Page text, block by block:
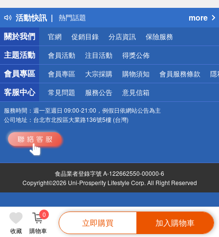
收藏 購物車
0
立即購買 加入購物車
活動快訊
得獎公告
熱門話題
銀行優惠
偏遠地區配送
詐騙網頁！請小心！
more
關於我們
官網 促銷目錄 分店資訊 保險服務
主題活動 會員活動 注目活動 得獎公佈
會員專區 會員專區 大宗採購 購物須知 會員服務條款 隱
客服中心 常見問題 服務公告 意見信箱
服務時間： 週一至週日 09:00-21:00，例假日依網站公告為主
公司地址： 台北市北投區大業路136號5樓 (台灣)
食品業者登錄字號 A-122662550-00000-6
Copyright©2026 Uni-Prosperity Lifestyle Corp. All Right Reserved